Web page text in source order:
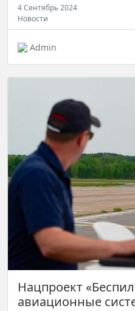
4 Сентябрь 2024
Новости
Admin
Нацпроект
авиационные